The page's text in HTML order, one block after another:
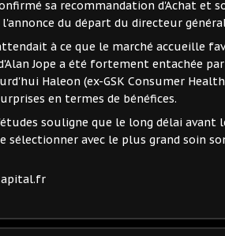
sa recommandation d'Achat et
l'annonce du départ du directeur
à ce que le marché accueille
Jope a été fortement entachée
Haleon (ex-GSK Consumer
en termes de bénéfices.
souligne que le long délai
sélectionner avec le plus grand soin